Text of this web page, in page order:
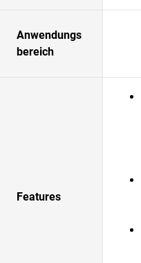
Anwendungs
bereich
Features